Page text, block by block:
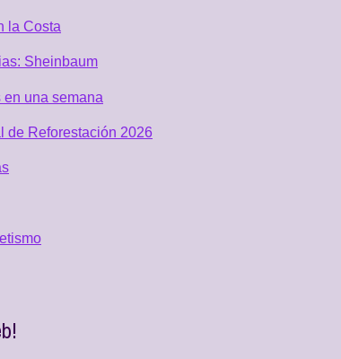
la Costa
Sheinbaum
una semana
de Reforestación 2026